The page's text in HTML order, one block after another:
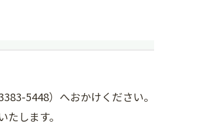
5448）へおかけください。
します。